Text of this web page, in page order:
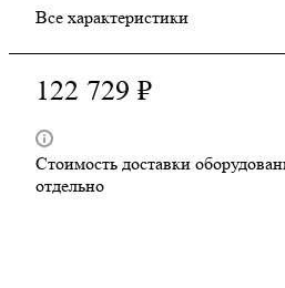
Все характеристики
122 729 ₽
Стоимость доставки
отдельно